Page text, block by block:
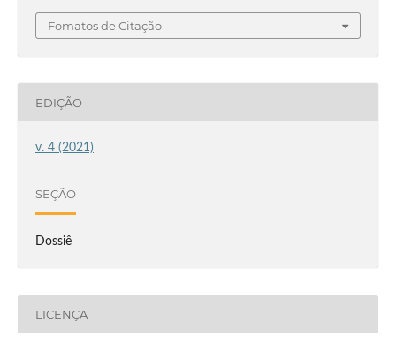
Fomatos de Citação
EDIÇÃO
v. 4 (2021)
SEÇÃO
Dossiê
LICENÇA